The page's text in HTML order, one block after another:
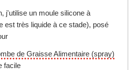
j'utilise un moule silicone à
est très liquide à ce stade), posé
de Graisse Alimentaire (spray)
facile